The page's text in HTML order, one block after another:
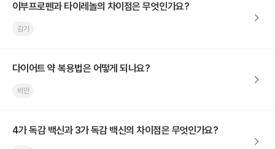
이부프로펜과 타이레놀의 차이점은 무엇인가요?
감기
다이어트 약 복용법은 어떻게 되나요?
비만
4가 독감 백신과 3가 독감 백신의 차이점은 무엇인가요?